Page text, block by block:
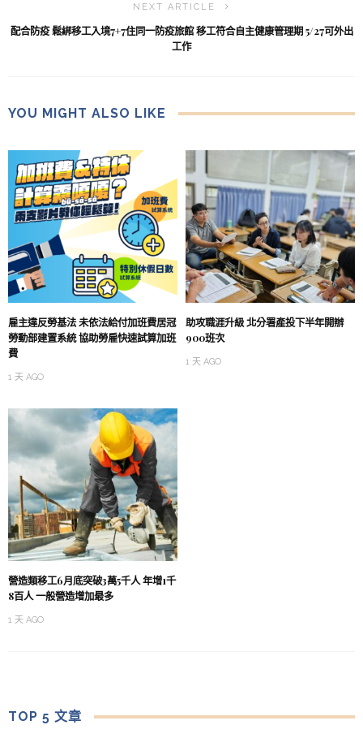
NEXT ARTICLE
配合防疫 鬆綁移工入境7+7住同一防疫旅館 移工符合自主健康管理期 5/27可外出
工作
YOU MIGHT ALSO LIKE
雇主違反勞基法 未依法給付加班費居冠
勞動部建置系統 協助勞雇快速試算加班
費
1 天 AGO
助攻職涯升級 北分署產投下半年開辦
900班次
1 天 AGO
營造類移工6月底突破3萬5千人 年增1千
8百人 一般營造增加最多
1 天 AGO
TOP 5 文章